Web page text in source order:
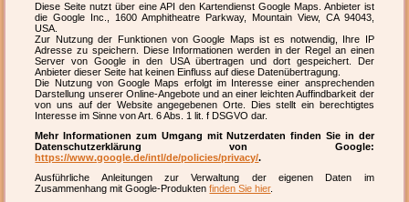
Diese Seite nutzt über eine API den Kartendienst Google Maps. Anbieter ist
die Google Inc., 1600 Amphitheatre Parkway, Mountain View, CA 94043,
USA.
Zur Nutzung der Funktionen von Google Maps ist es notwendig, Ihre IP
Adresse zu speichern. Diese Informationen werden in der Regel an einen
Server von Google in den USA übertragen und dort gespeichert. Der
Anbieter dieser Seite hat keinen Einfluss auf diese Datenübertragung.
Die Nutzung von Google Maps erfolgt im Interesse einer ansprechenden
Darstellung unserer Online-Angebote und an einer leichten Auffindbarkeit der
von uns auf der Website angegebenen Orte. Dies stellt ein berechtigtes
Interesse im Sinne von Art. 6 Abs. 1 lit. f DSGVO dar.
Mehr Informationen zum Umgang mit Nutzerdaten finden Sie in der
Datenschutzerklärung von Google:
https://www.google.de/intl/de/policies/privacy/.
Ausführliche Anleitungen zur Verwaltung der eigenen Daten im
Zusammenhang mit Google-Produktenfinden Sie hier.